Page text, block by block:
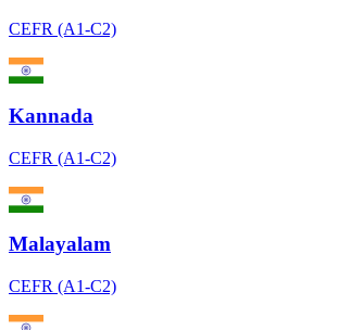
CEFR (A1-C2)
Kannada
CEFR (A1-C2)
Malayalam
CEFR (A1-C2)